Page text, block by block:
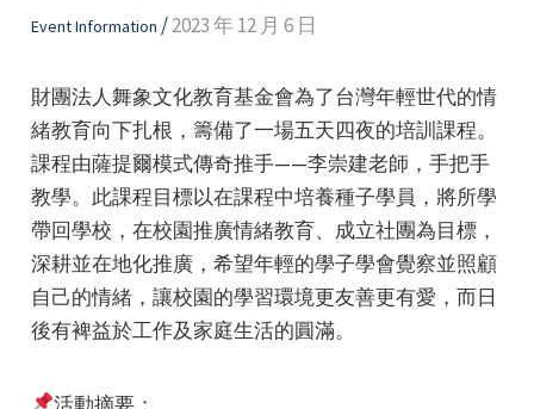
Event Information /2023 年 12 月 6 日
財團法人舞象文化教育基金會為了台灣年輕世代的情
緒教育向下扎根，籌備了一場五天四夜的培訓課程。
課程由薩提爾模式傳奇推手——李崇建老師，手把手
教學。此課程目標以在課程中培養種子學員，將所學
帶回學校，在校園推廣情緒教育、成立社團為目標，
深耕並在地化推廣，希望年輕的學子學會覺察並照顧
自己的情緒，讓校園的學習環境更友善更有愛，而日
後有裨益於工作及家庭生活的圓滿。
活動摘要：